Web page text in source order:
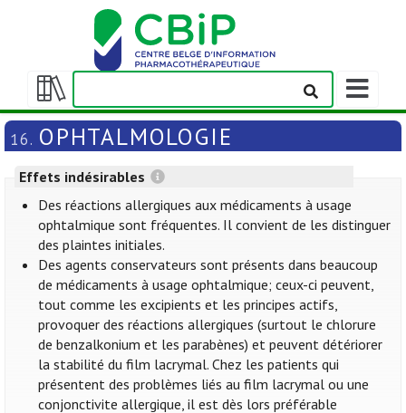
Afficher/masquer
la
table
matières
Afficher/
la
barre
navigation
16. OPHTALMOLOGIE
Effets indésirables
Des réactions allergiques aux médicaments à usage
ophtalmique sont fréquentes. Il convient de les distinguer
des plaintes initiales.
Des agents conservateurs sont présents dans beaucoup
de médicaments à usage ophtalmique; ceux-ci peuvent,
tout comme les excipients et les principes actifs,
provoquer des réactions allergiques (surtout le chlorure
de benzalkonium et les parabènes) et peuvent détériorer
la stabilité du film lacrymal. Chez les patients qui
présentent des problèmes liés au film lacrymal ou une
conjonctivite allergique, il est dès lors préférable